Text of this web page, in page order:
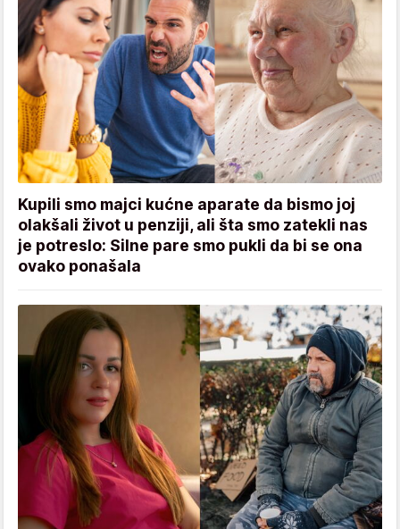
Kupili smo majci kućne aparate da bismo joj
olakšali život u penziji, ali šta smo zatekli nas
je potreslo: Silne pare smo pukli da bi se ona
ovako ponašala